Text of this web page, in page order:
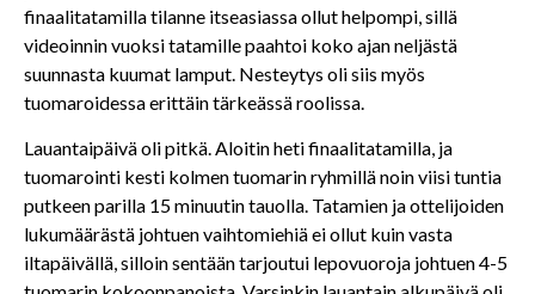
finaalitatamilla tilanne itseasiassa ollut helpompi, sillä
videoinnin vuoksi tatamille paahtoi koko ajan neljästä
suunnasta kuumat lamput. Nesteytys oli siis myös
tuomaroidessa erittäin tärkeässä roolissa.
Lauantaipäivä oli pitkä. Aloitin heti finaalitatamilla, ja
tuomarointi kesti kolmen tuomarin ryhmillä noin viisi tuntia
putkeen parilla 15 minuutin tauolla. Tatamien ja ottelijoiden
lukumäärästä johtuen vaihtomiehiä ei ollut kuin vasta
iltapäivällä, silloin sentään tarjoutui lepovuoroja johtuen 4-5